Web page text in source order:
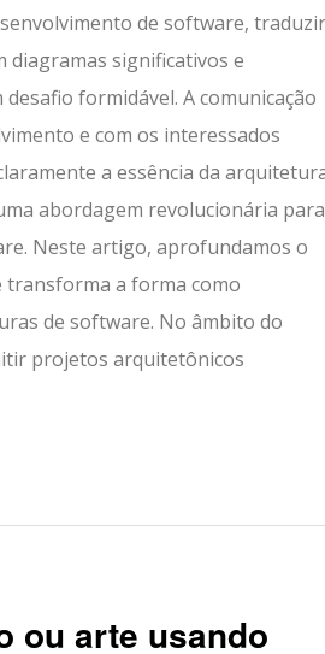
de software, traduzir
significativos e
formidável. A comunicação
e com os interessados
a essência da
abordagem revolucionária
Neste artigo, aprofundamos o
transforma a forma como
de software. No âmbito do
projetos arquitetônicos
ou arte usando